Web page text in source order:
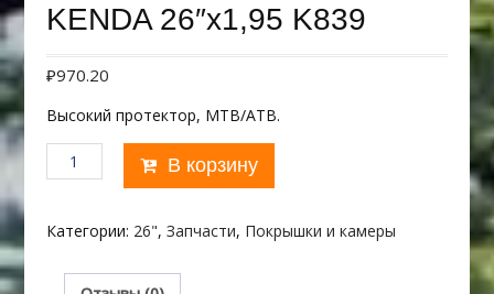
KENDA 26″х1,95 K839
₽970.20
Высокий протектор, MTB/АТВ.
Количество
товара
26"х1,95
В корзину
Категории: 26", Запчасти, Покрышки и камеры